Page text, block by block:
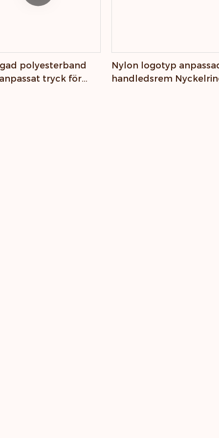
polyesterband
tryck för
Nylon logotyp
handledsrem